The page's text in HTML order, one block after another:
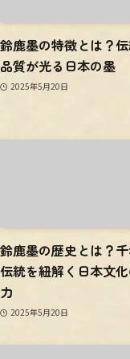
鈴鹿墨の特徴とは？
品質が光る日本の墨
2025年5月20日
鈴鹿墨の歴史とは？
伝統を紐解く日本文
力
2025年5月20日